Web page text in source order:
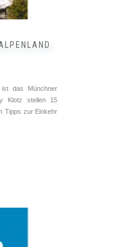
das Münchner
Klotz stellen 15
Tipps zur Einkehr